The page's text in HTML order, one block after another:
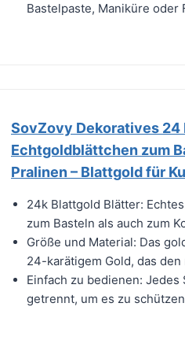
Bastelpaste, Maniküre oder
SovZovy Dekoratives 24
Echtgoldblättchen zum
Pralinen – Blattgold für
24k Blattgold Blätter:
zum Basteln als auch zum
Größe und Material: Das
24-karätigem Gold, das
Einfach zu bedienen:
getrennt, um es zu